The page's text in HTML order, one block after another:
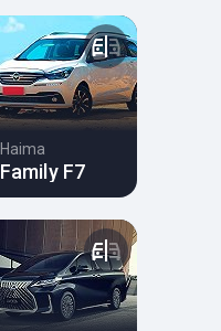
Haima
Family F7